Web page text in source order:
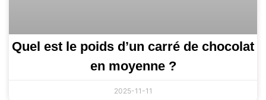
Quel est le poids d’un carré de chocolat
en moyenne ?
2025-11-11